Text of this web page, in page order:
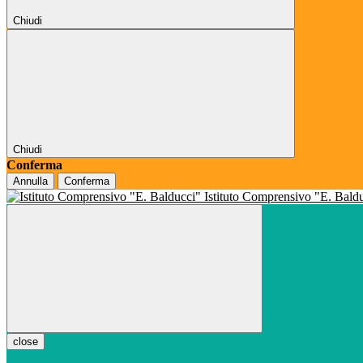
Chiudi
Chiudi
Conferma
Annulla Conferma
Istituto Comprensivo "E.
close